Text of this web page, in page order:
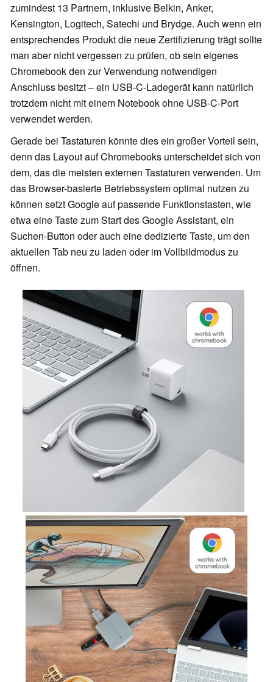
zumindest 13 Partnern, inklusive Belkin, Anker,
Kensington, Logitech, Satechi und Brydge. Auch wenn ein
entsprechendes Produkt die neue Zertifizierung trägt sollte
man aber nicht vergessen zu prüfen, ob sein eigenes
Chromebook den zur Verwendung notwendigen
Anschluss besitzt – ein USB-C-Ladegerät kann natürlich
trotzdem nicht mit einem Notebook ohne USB-C-Port
verwendet werden.
Gerade bei Tastaturen könnte dies ein großer Vorteil sein,
denn das Layout auf Chromebooks unterscheidet sich von
dem, das die meisten externen Tastaturen verwenden. Um
das Browser-basierte Betriebssystem optimal nutzen zu
können setzt Google auf passende Funktionstasten, wie
etwa eine Taste zum Start des Google Assistant, ein
Suchen-Button oder auch eine dedizierte Taste, um den
aktuellen Tab neu zu laden oder im Vollbildmodus zu
öffnen.